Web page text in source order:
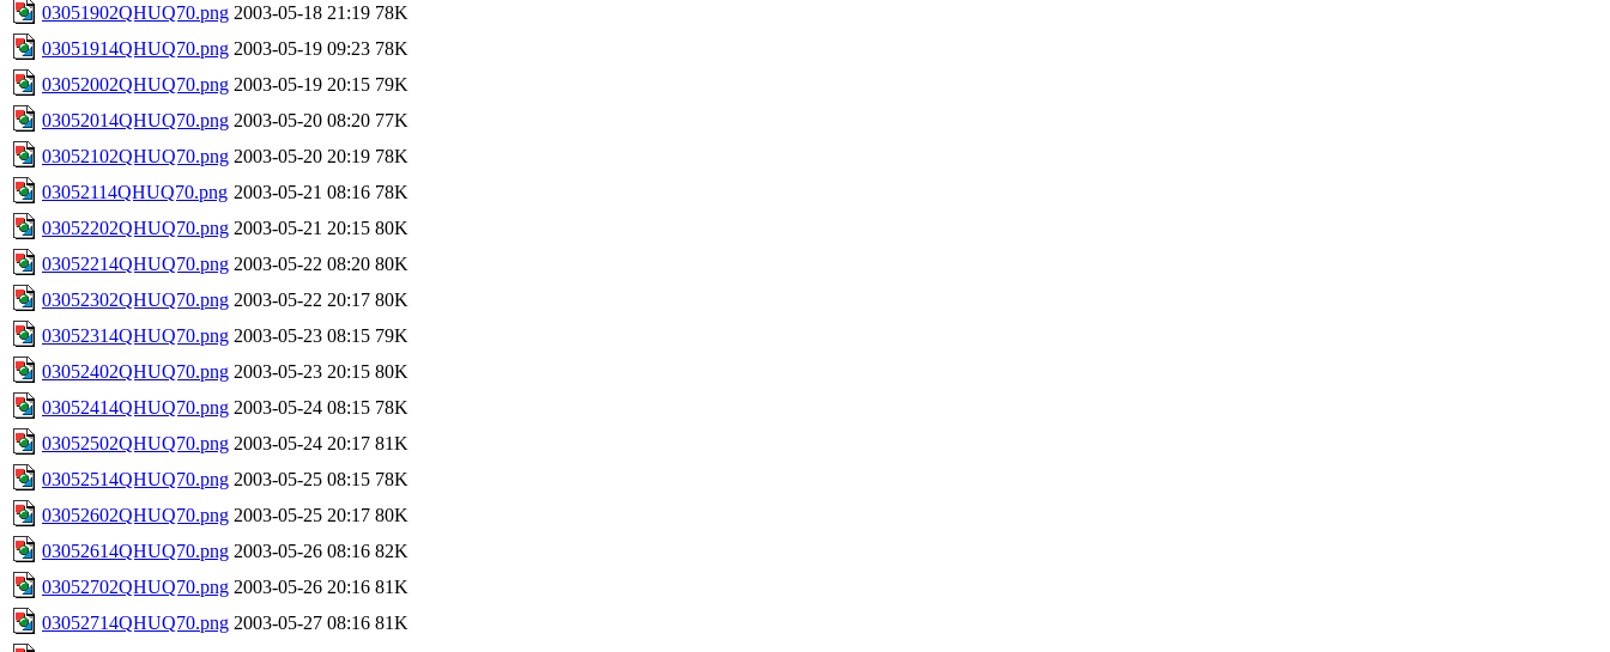
03051902QHUQ70.png 2003-05-18 21:19 78K
03051914QHUQ70.png 2003-05-19 09:23 78K
03052002QHUQ70.png 2003-05-19 20:15 79K
03052014QHUQ70.png 2003-05-20 08:20 77K
03052102QHUQ70.png 2003-05-20 20:19 78K
03052114QHUQ70.png 2003-05-21 08:16 78K
03052202QHUQ70.png 2003-05-21 20:15 80K
03052214QHUQ70.png 2003-05-22 08:20 80K
03052302QHUQ70.png 2003-05-22 20:17 80K
03052314QHUQ70.png 2003-05-23 08:15 79K
03052402QHUQ70.png 2003-05-23 20:15 80K
03052414QHUQ70.png 2003-05-24 08:15 78K
03052502QHUQ70.png 2003-05-24 20:17 81K
03052514QHUQ70.png 2003-05-25 08:15 78K
03052602QHUQ70.png 2003-05-25 20:17 80K
03052614QHUQ70.png 2003-05-26 08:16 82K
03052702QHUQ70.png 2003-05-26 20:16 81K
03052714QHUQ70.png 2003-05-27 08:16 81K